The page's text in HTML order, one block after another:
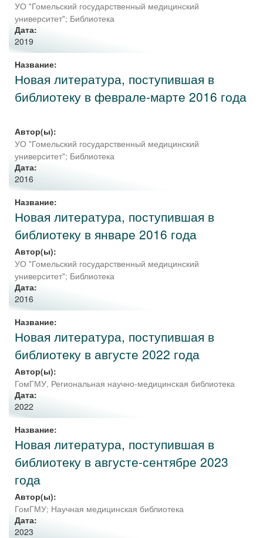
УО "Гомельский государственный медицинский
университет"; Библиотека
Дата:
2019
Название:
Новая литература, поступившая в
библиотеку в феврале-марте 2016 года
Автор(ы):
УО "Гомельский государственный медицинский
университет"; Библиотека
Дата:
2016
Название:
Новая литература, поступившая в
библиотеку в январе 2016 года
Автор(ы):
УО "Гомельский государственный медицинский
университет"; Библиотека
Дата:
2016
Название:
Новая литература, поступившая в
библиотеку в августе 2022 года
Автор(ы):
ГомГМУ, Региональная научно-медицинская библиотека
Дата:
2022
Название:
Новая литература, поступившая в
библиотеку в августе-сентябре 2023
года
Автор(ы):
ГомГМУ; Научная медицинская библиотека
Дата:
2023